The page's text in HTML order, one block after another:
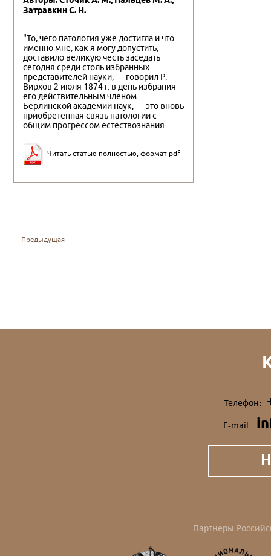
Затравкин С. Н.
"То, чего патология уже достигла и что
именно мне, как я могу допустить,
доставило великую честь заседать
сегодня среди столь избранных
представителей науки, — говорил Р.
Вирхов 2 июля 1874 г. в день избрания
его действительным членом
Берлинской академии наук, — это вновь
приобретенная связь патологии с
общим прогрессом естествознания.
Читать статью полностью, формат pdf
Предыдущая
Телефон:
E-mail:
Партнеры